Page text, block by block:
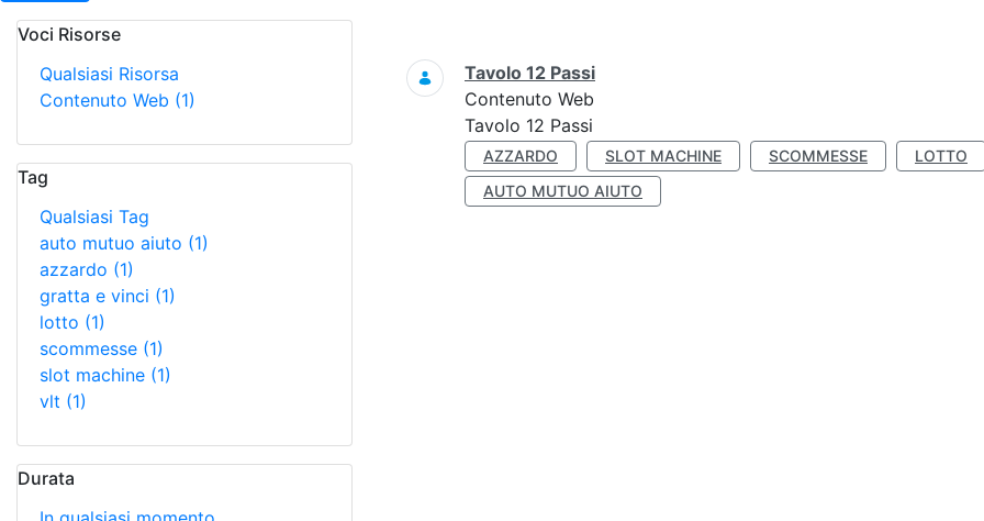
Voci Risorse
Qualsiasi Risorsa
Contenuto Web (1)
Tag
Qualsiasi Tag
auto mutuo aiuto (1)
azzardo (1)
gratta e vinci (1)
lotto (1)
scommesse (1)
slot machine (1)
vlt (1)
Durata
Ricerca
Tavolo 12 Passi
Contenuto Web
Tavolo 12 Passi
AZZARDO SLOT MACHINE SCOMMESSE
LOTTO
AUTO MUTUO AIUTO